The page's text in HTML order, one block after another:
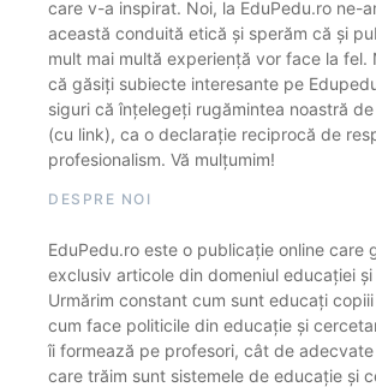
care v-a inspirat. Noi, la EduPedu.ro ne-
această conduită etică și sperăm că și
mult mai multă experiență vor face la fel.
că găsiți subiecte interesante pe
siguri că înțelegeți rugămintea noastră
(cu link), ca o declarație reciprocă de
profesionalism. Vă mulțumim!
DESPRE NOI
EduPedu.ro este o publicație online care
exclusiv articole din domeniul educației
Urmărim constant cum sunt educați
cum face politicile din educație și
îi formează pe profesori, cât de adecvate
care trăim sunt sistemele de educație și